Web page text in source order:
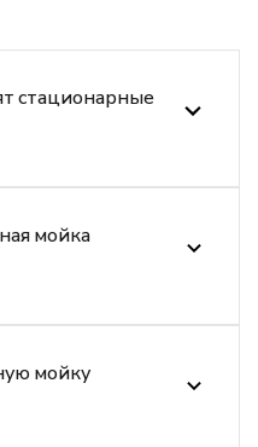
стационарные
мойка
мойку